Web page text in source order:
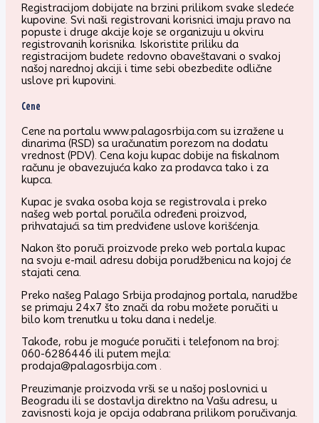
Registracijom dobijate na brzini prilikom svake sledeće
kupovine. Svi naši registrovani korisnici imaju pravo na
popuste i druge akcije koje se organizuju u okviru
registrovanih korisnika. Iskoristite priliku da
registracijom budete redovno obaveštavani o svakoj
našoj narednoj akciji i time sebi obezbedite odlične
uslove pri kupovini.
Cene
Cene na portalu www.palagosrbija.com su izražene u
dinarima (RSD) sa uračunatim porezom na dodatu
vrednost (PDV). Cena koju kupac dobije na fiskalnom
računu je obavezujuća kako za prodavca tako i za
kupca.
Kupac je svaka osoba koja se registrovala i preko
našeg web portal poručila određeni proizvod,
prihvatajući sa tim predviđene uslove korišćenja.
Nakon što poruči proizvode preko web portala kupac
na svoju e-mail adresu dobija porudžbenicu na kojoj će
stajati cena.
Preko našeg Palago Srbija prodajnog portala, narudžbe
se primaju 24x7 što znači da robu možete poručiti u
bilo kom trenutku u toku dana i nedelje.
Takođe, robu je moguće poručiti i telefonom na broj:
060-6286446 ili putem mejla:
prodaja@palagosrbija.com .
Preuzimanje proizvoda vrši se u našoj poslovnici u
Beogradu ili se dostavlja direktno na Vašu adresu, u
zavisnosti koja je opcija odabrana prilikom poručivanja.